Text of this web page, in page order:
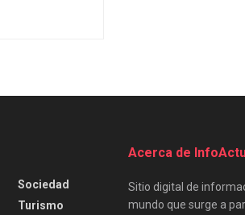
Sociedad
Turismo
Acerca de
Sitio digital de
mundo que surge a